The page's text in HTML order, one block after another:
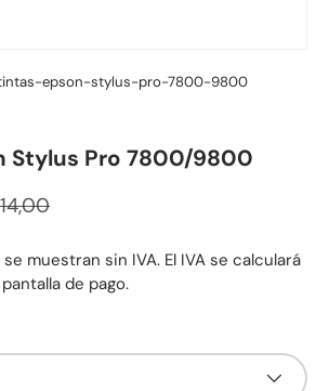
epson-stylus-pro-7800-9800
Stylus Pro 7800/9800
normal
muestran sin IVA. El IVA se calculará
de pago.